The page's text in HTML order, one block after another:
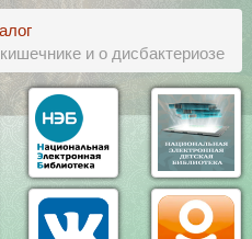
и о дисбактериозе